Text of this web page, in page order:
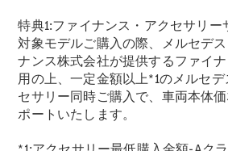
認定中古車
検索
フェア・イ
ベント キャ
ンペーン
ファイナン
特典1:ファイナンス・アクセサリー
対象モデルご購入の際、メルセデ
ナンス株式会社が提供するファイ
用の上、一定金額以上*1のメルセ
セサリー同時ご購入で、車両本体
ポートいたします。